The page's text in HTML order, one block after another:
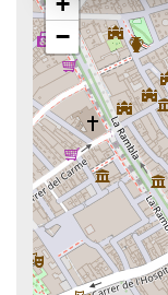
−